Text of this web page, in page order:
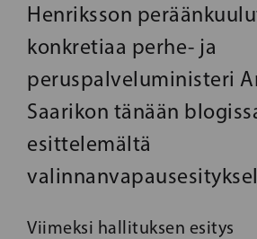
Henriksson
konkretiaa perhe- ja
peruspalveluministeri
Saarikon tänään
esittelemältä
Viimeksi hallituksen esitys